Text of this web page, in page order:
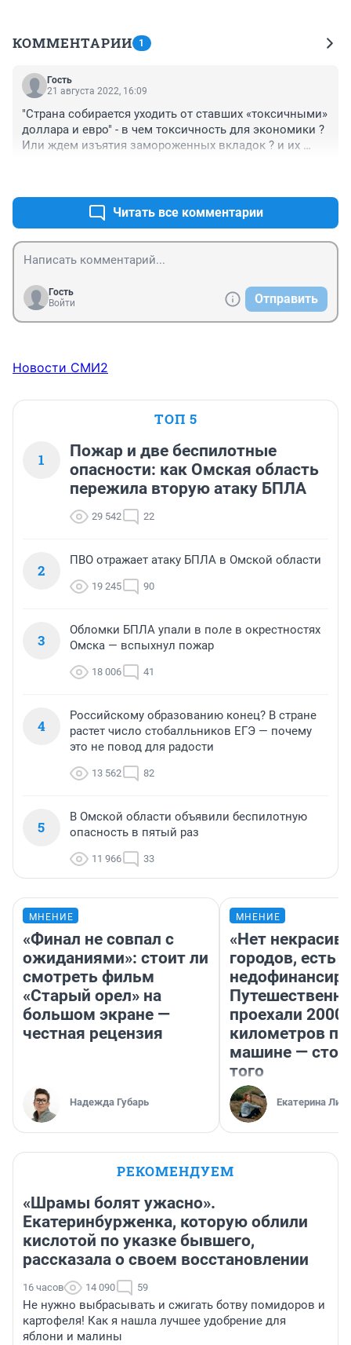
КОММЕНТАРИИ 1
Гость
21 августа 2022, 16:09
"Страна собирается уходить от ставших «токсичными»
доллара и евро" - в чем токсичность для экономики ?
Или ждем изъятия замороженных вкладок ? и их
Читать все комментарии
Гость
Войти
Отправить
Новости СМИ2
ТОП 5
1
Пожар и две беспилотные
опасности: как Омская область
пережила вторую атаку БПЛА
29 542 22
2
ПВО отражает атаку БПЛА в Омской области
19 245 90
3
Обломки БПЛА упали в поле в окрестностях
Омска — вспыхнул пожар
18 006 41
4
Российскому образованию конец? В стране
растет число стобалльников ЕГЭ — почему
это не повод для радости
13 562 82
5
В Омской области объявили беспилотную
опасность в пятый раз
11 966 33
МНЕНИЕ
«Финал не совпал с
ожиданиями»: стоит ли
смотреть фильм
«Старый орел» на
большом экране —
честная рецензия
Надежда Губарь
МНЕНИЕ
«Нет
городов, есть
проехали 2000
километров по
машине —
того
Екатерина
РЕКОМЕНДУЕМ
«Шрамы болят ужасно».
Екатеринбурженка, которую облили
кислотой по указке бывшего,
рассказала о своем восстановлении
16 часов 14 090 59
Не нужно выбрасывать и сжигать ботву помидоров и
картофеля! Как я нашла лучшее удобрение для
яблони и малины